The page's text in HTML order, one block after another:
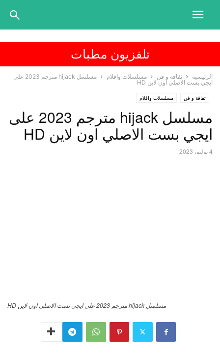
تلفزيون مطبات
الرئيسية ثقافة و فن مسلسلات وافلام
مسلسل hijack مترجم 2023 على
ايجي بست الاصلي اون لاين HD
ثقافة و فن مسلسلات وافلام
مسلسل hijack مترجم 2023 على
ايجي بست الاصلي اون لاين HD
4 يوليو، 2023
مسلسل hijack مترجم 2023 على ايجي بست الاصلي اون لاين HD